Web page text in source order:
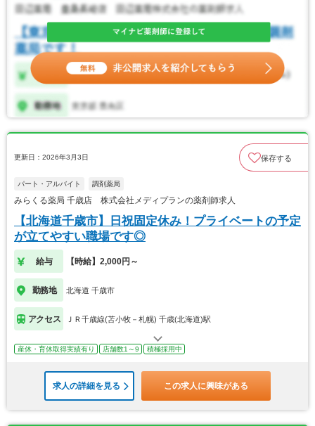
更新日：2026年3月3日 保存する
パート・アルバイト 調剤薬局
みらくる薬局 千歳店 株式会社メディプランの薬剤師求人
【北海道千歳市】日祝固定休み！プライベートの予定
が立てやすい職場です◎
給与 【時給】2,000円～
勤務地 北海道 千歳市
アクセス ＪＲ千歳線(苫小牧－札幌) 千歳(北海道)駅
産休・育休取得実績有り 店舗数1～9 積極採用中
求人の詳細を見る この求人に興味がある